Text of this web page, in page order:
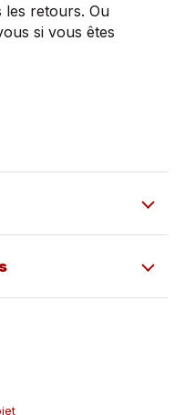
les retours. Ou
si vous êtes